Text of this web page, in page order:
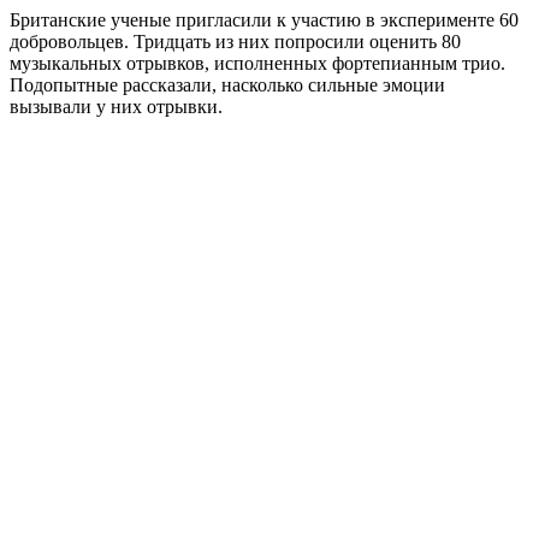
Британские ученые пригласили к участию в эксперименте 60
добровольцев. Тридцать из них попросили оценить 80
музыкальных отрывков, исполненных фортепианным трио.
Подопытные рассказали, насколько сильные эмоции
вызывали у них отрывки.